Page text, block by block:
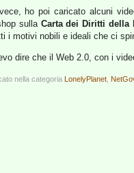
ho poi caricato alcuni
sulla Carta dei Diritti della
i motivi nobili e ideali che ci
dire che il Web 2.0, con i
nella categoria LonelyPlanet